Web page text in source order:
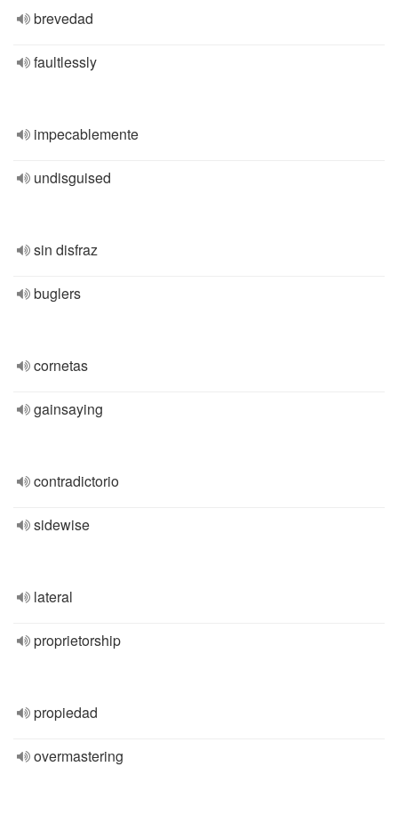
brevedad
faultlessly
impecablemente
undisguised
sin disfraz
buglers
cornetas
gainsaying
contradictorio
sidewise
lateral
proprietorship
propiedad
overmastering